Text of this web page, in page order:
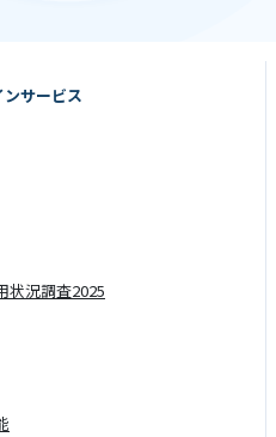
サービス
状況調査2025